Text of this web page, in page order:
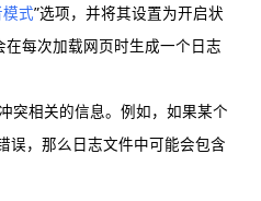
式”选项，并将其设置为开启状
每次加载网页时生成一个日志
突相关的信息。例如，如果某个
误，那么日志文件中可能会包含